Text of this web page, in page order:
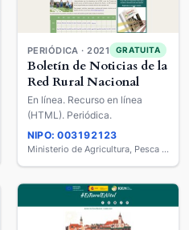
PERIÓDICA · 2021 GRATUITA
Boletín de Noticias de la
Red Rural Nacional
En línea. Recurso en línea
(HTML). Periódica.
NIPO: 003192123
Ministerio de Agricultura, Pesca y Alimentación